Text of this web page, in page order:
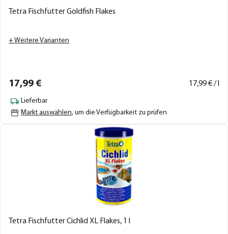
Tetra Fischfutter Goldfish Flakes
+ Weitere Varianten
17,99 € 17,99€ / l
Lieferbar
Markt auswählen, um die Verfügbarkeit zu prüfen
Tetra Fischfutter Cichlid XL Flakes, 1 l